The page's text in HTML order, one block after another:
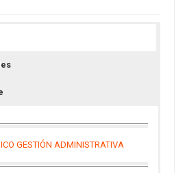
GESTIÓN ADMINISTRATIVA